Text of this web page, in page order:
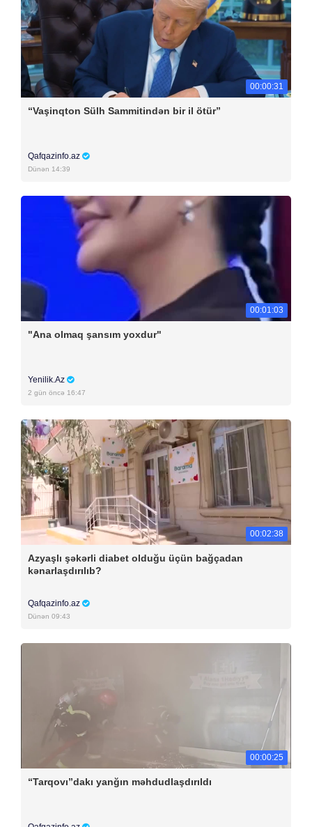
00:00:31
“Vaşinqton Sülh Sammitindən bir il ötür”
Qafqazinfo.az
Dünən 14:39
00:01:03
"Ana olmaq şansım yoxdur"
Yenilik.Az
2 gün öncə 16:47
00:02:38
Azyaşlı şəkərli diabet olduğu üçün bağçadan
kənarlaşdırılıb?
Qafqazinfo.az
Dünən 09:43
00:00:25
“Tarqovı”dakı yanğın məhdudlaşdırıldı